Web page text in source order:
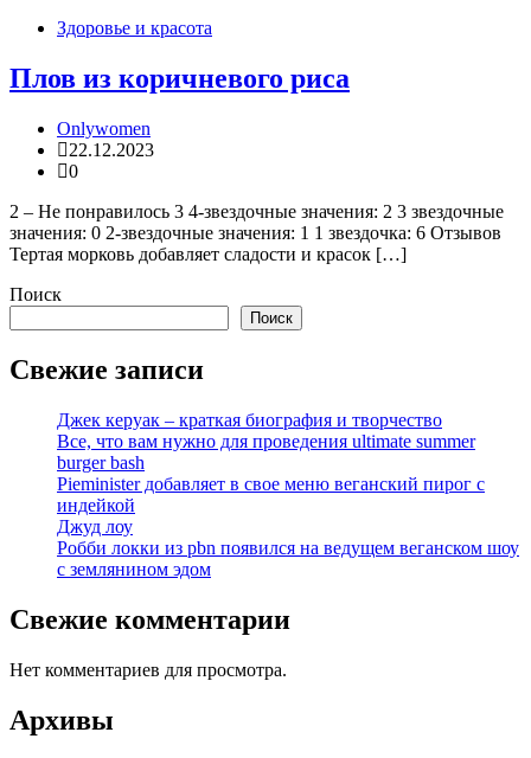
Здоровье и красота
Плов из коричневого риса
Onlywomen
22.12.2023
0
2 – Не понравилось 3 4-звездочные значения: 2 3 звездочные
значения: 0 2-звездочные значения: 1 1 звездочка: 6 Отзывов
Тертая морковь добавляет сладости и красок […]
Поиск
Поиск
Свежие записи
Джек керуак – краткая биография и творчество
Все, что вам нужно для проведения ultimate summer
burger bash
Pieminister добавляет в свое меню веганский пирог с
индейкой
Джуд лоу
Робби локки из pbn появился на ведущем веганском шоу
с землянином эдом
Свежие комментарии
Нет комментариев для просмотра.
Архивы